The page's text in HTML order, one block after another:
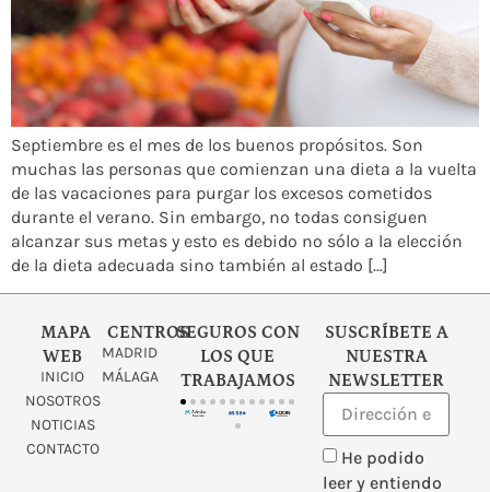
Septiembre es el mes de los buenos propósitos. Son
muchas las personas que comienzan una dieta a la vuelta
de las vacaciones para purgar los excesos cometidos
durante el verano. Sin embargo, no todas consiguen
alcanzar sus metas y esto es debido no sólo a la elección
de la dieta adecuada sino también al estado […]
MAPA
WEB
INICIO
NOSOTROS
NOTICIAS
CONTACTO
CENTROS
MADRID
MÁLAGA
SEGUROS CON
LOS QUE
TRABAJAMOS
SUSCRÍBETE A
NUESTRA
NEWSLETTER
He podido
leer y entiendo